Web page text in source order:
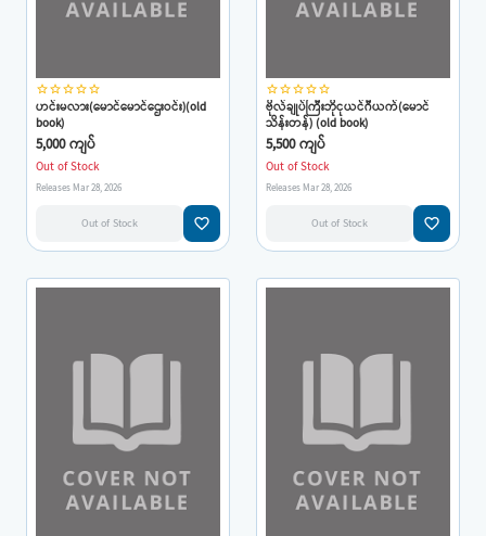
star_borderstar_borderstar_borderstar_borderstar_border
ဟင်းမလား(မောင်မောင်ဌေးဝင်း)(old
book)
5,000 ကျပ်
Out of Stock
Releases Mar 28, 2026
Out of Stock favorite_border
star_borderstar_borderstar_borderstar_borderstar_border
ဗိုလ်ချုပ်ကြီးဘိုငုယင်ဂီယက်(မောင်
သိန်းတန်) (old book)
5,500 ကျပ်
Out of Stock
Releases Mar 28, 2026
Out of Stock favorite_border